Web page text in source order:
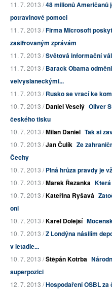
11. 7. 2013 /48 milionů Američanů
potravinové pomoci
11. 7. 2013 /Firma Microsoft
zašifrovaným zprávám
11. 7. 2013 /Světová informační
11. 7. 2013 /Barack Obama
velvyslaneckými...
11. 7. 2013 /Rusko se vrací ke
10. 7. 2013 /Daniel Veselý Oliver
českého tisku
10. 7. 2013 /Milan Daniel Tak si
10. 7. 2013 /Jan Čulík Ze
Čechy
10. 7. 2013 /Plná hrůza pravdy je
10. 7. 2013 /Marek Řezanka Která
10. 7. 2013 /Kateřina Ryšavá
oni
10. 7. 2013 /Karel Dolejší
10. 7. 2013 /Z Londýna násilím
v letadle...
10. 7. 2013 /Štěpán Kotrba
superpozici
12. 7. 2013 /Hospodaření OSBL za